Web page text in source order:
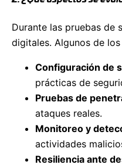
Durante las pruebas de
digitales. Algunos de
Configuración de
prácticas de
Pruebas de
ataques reales.
Monitoreo y
actividades
Resiliencia ante